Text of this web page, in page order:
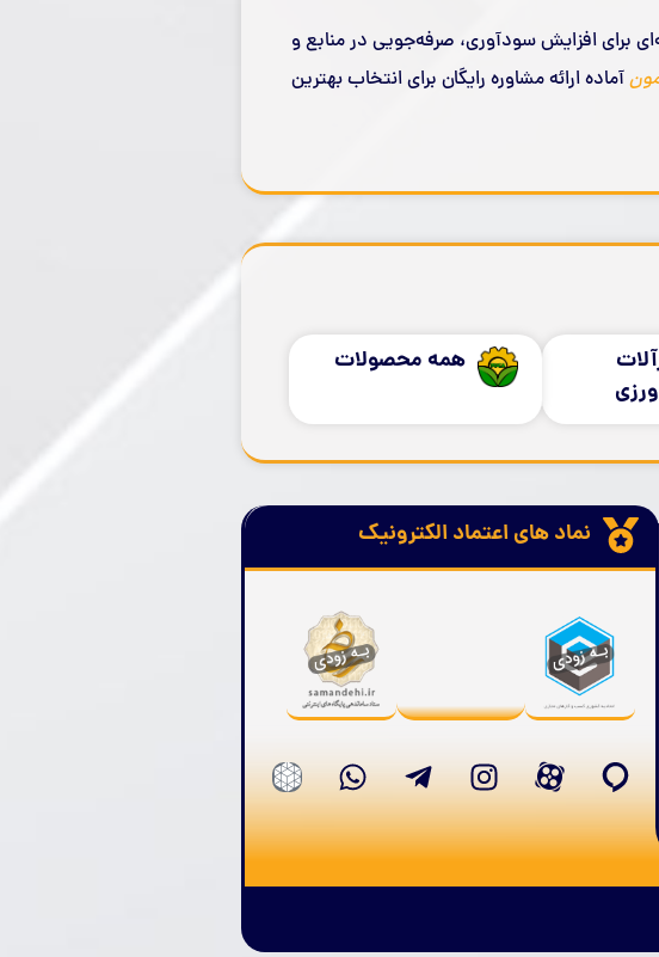
برای افزایش سودآوری، صرفه‌جویی در منابع و
آماده ارائه مشاوره رایگان برای انتخاب بهترین
همه محصولات
نماد های اعتماد الکترونیک